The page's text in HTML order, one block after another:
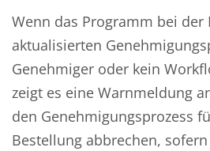
Wenn das Programm bei der
aktualisierten
Genehmiger oder kein
zeigt es eine Warnmeldung
den Genehmigungsprozess
Bestellung abbrechen,